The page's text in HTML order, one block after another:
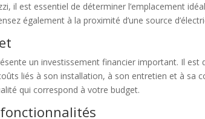
il est essentiel de déterminer l’emplacement
également à la proximité d’une source
un investissement financier important. Il
liés à son installation, à son entretien et à sa
qui correspond à votre budget.